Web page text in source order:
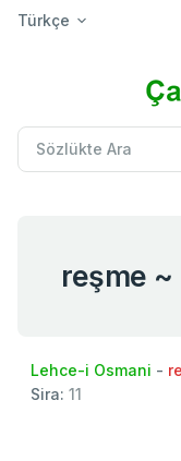
Türkçe
Lehce-i Osmani -
Sira: 11